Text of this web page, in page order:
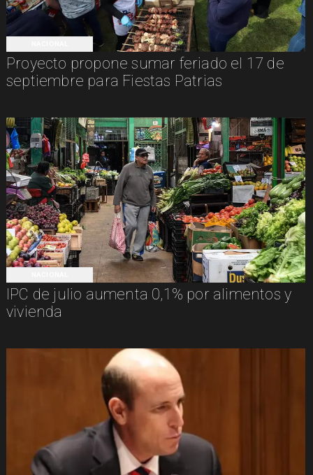
Proyecto propone sumar feriado el 17 de
septiembre para Fiestas Patrias
IPC de julio aumenta 0,1% por alimentos y
vivienda